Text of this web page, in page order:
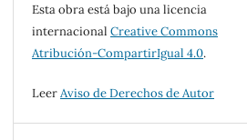
Esta obra está bajo una licencia
internacionalCreative Commons
Atribución-CompartirIgual 4.0.
LeerAviso de Derechos de Autor